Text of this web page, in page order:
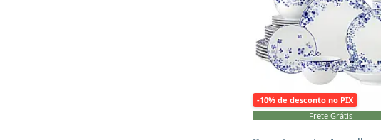
-10% de desconto no PIX
Frete Grátis